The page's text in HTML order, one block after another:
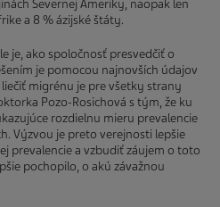
Severnej Ameriky, naopak len
a 8 % ázijské štáty.
je, ako spoločnosť presvedčiť o
je pomocou najnovších údajov
migrénu je pre všetky strany
Pozo-Rosichová s tým, že ku
rozdielnu mieru prevalencie
Výzvou je preto verejnosti lepšie
prevalencie a vzbudiť záujem o toto
pochopilo, o akú závažnou